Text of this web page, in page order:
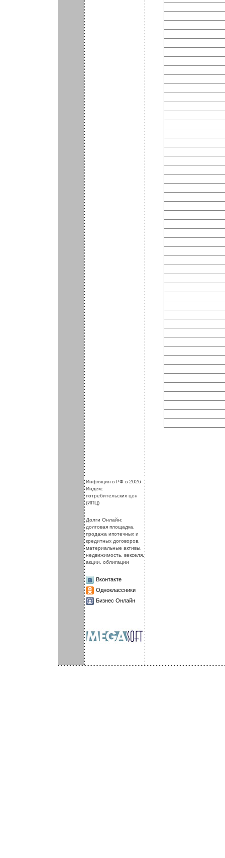
.Инфляция в РФ в 2026
Индекс
потребительских цен
(ИПЦ)
Долги Онлайн:
долговая площадка,
продажа ипотечных и
кредитных договоров,
материальные активы,
недвижимость, векселя,
акции, облигации
Вконтакте
Одноклассники
Бизнес Онлайн
.